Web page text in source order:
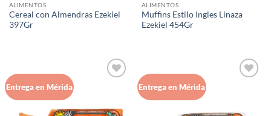
ALIMENTOS
Cereal con Almendras Ezekiel
397Gr
ALIMENTOS
Muffins Estilo Ingles Linaza
Ezekiel 454Gr
Entrega en Mérida
Deseos
Entrega en Mérida
Deseos